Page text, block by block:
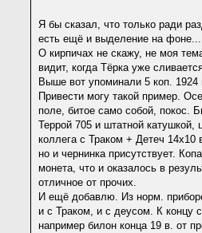
Я бы сказал, что только ради
есть ещё и выделение на
О кирпичах не скажу, не моя
видит, когда Тёрка уже
Выше вот упоминали 5 коп. 1924
Привести могу такой пример.
поле, битое само собой, покос.
Террой 705 и штатной
коллега с Траком + Детеч
но и чернинка присутствует.
монета, что и оказалось в
отличное от прочих.
И ещё добавлю. Из норм.
и с Траком, и с деусом. К концу
например билон конца 19 в. от